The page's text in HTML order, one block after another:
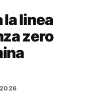
linea
zero